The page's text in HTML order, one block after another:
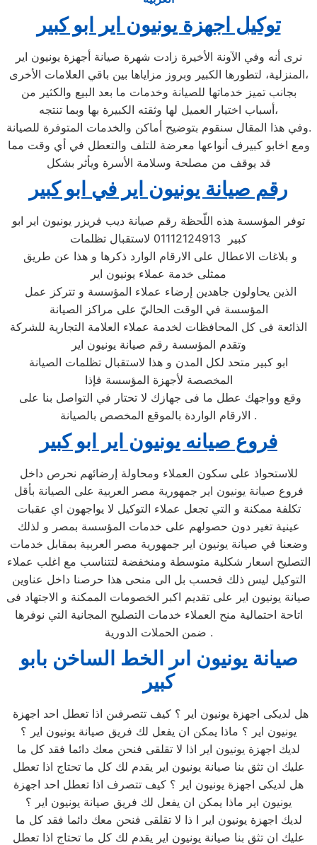
توكيل اجهزة يونيون اير ابو كبير
نرى أنه وفي الآونة الأخيرة زادت شهرة صيانة أجهزة يونيون اير
المنزلية، لتطورها الكبير وبروز مزاياها بين باقي العلامات الأخرى،
بجانب تميز خدماتها للصيانة وخدمات ما بعد البيع والكثير من
أسباب اختيار العميل لها وثقته الكبيرة بها وبما تنتجه،
وفي هذا المقال سنقوم بتوضيح أماكن والخدمات المتوفرة للصيانة.
ومع اخابو كبيرف أنواعها معرضة للتلف والتعطل في أي وقت مما
قد يوقف من مصلحة وسلامة الأسرة ويأثر بشكل
رقم صيانة يونيون اير في ابو كبير
توفر المؤسسة هذه اللّحظة رقم صيانة ديب فريزر يونيون اير ابو
كبير 01112124913 لاستقبال تظلمات
ممثلى خدمة عملاء يونيون اير
المؤسسة في الوقت الحاليّ على مراكز الصيانة
الذائعة فى كل المحافظات لخدمة عملاء العلامة التجارية للشركة
وتقدم المؤسسة رقم صيانة يونيون اير
ابو كبير متحد لكل المدن و هذا لاستقبال تظلمات الصيانة
المخصصة لأجهزة المؤسسة فإذا
الارقام الواردة بالموقع المخصص بالصيانة .
فروع صيانه يونيون اير ابو كبير
للاستحواذ على سكون العملاء ومحاولة إرضائهم نحرص داخل
فروع صيانة يونيون اير جمهورية مصر العربية على الصيانة بأقل
تكلفة ممكنة و التي تجعل عملاء التوكيل لا يواجهون اي عقبات
عينية تغير دون حصولهم على خدمات المؤسسة بمصر و لذلك
وضعنا في صيانة يونيون اير جمهورية مصر العربية بمقابل خدمات
التصليح اسعار شكلية متوسطة ومنخفضة لتتناسب مع اغلب عملاء
التوكيل ليس ذلك فحسب بل الى منحى هذا حرصنا داخل عناوين
صيانة يونيون اير على تقديم اكبر الخصومات الممكنة و الاجتهاد فى
اتاحة احتمالية منح العملاء خدمات التصليح المجانية التي نوفرها
ضمن الحملات الدورية .
صيانة يونيون اىر الخط الساخن بابو
كبير
يونيون اير ؟ ماذا يمكن ان يفعل لك فريق صيانة يونيون اير ؟
لديك اجهزة يونيون اير اذا لا تقلقى فنحن معك دائما فقد كل ما
عليك ان تثق بنا صيانة يونيون اير يقدم لك كل ما تحتاج اذا تعطل
هل لديكى اجهزة يونيون اير ؟ كيف تتصرف اذا تعطل احد اجهزة
يونيون اير ماذا يمكن ان يفعل لك فريق صيانة يونيون اير ؟
لديك اجهزة يونيون اير ا ذا لا تقلقى فنحن معك دائما فقد كل ما
عليك ان تثق بنا صيانة يونيون اير يقدم لك كل ما تحتاج اذا تعطل